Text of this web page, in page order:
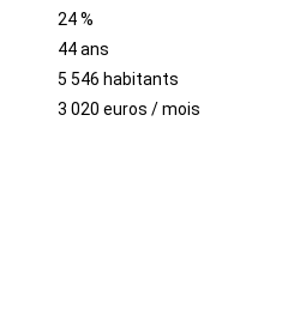
24 %
44 ans
5 546 habitants
3 020 euros / mois